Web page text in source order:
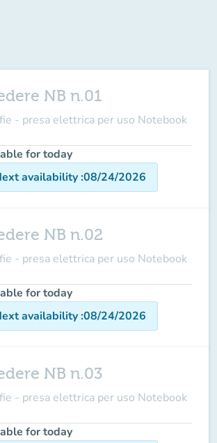
NB n.01
- presa elettrica per uso Notebook
for today
availability:08/24/2026
NB n.02
- presa elettrica per uso Notebook
for today
availability:08/24/2026
NB n.03
- presa elettrica per uso Notebook
for today